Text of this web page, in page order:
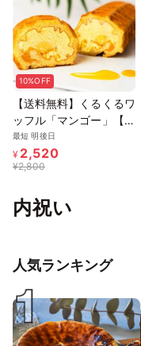
10%OFF
【送料無料】くるくるワ
ッフル「マンゴー」【夏
のロールケーキ】
最短 明後日
¥ 2,520
¥2,800
内祝い
人気ランキング